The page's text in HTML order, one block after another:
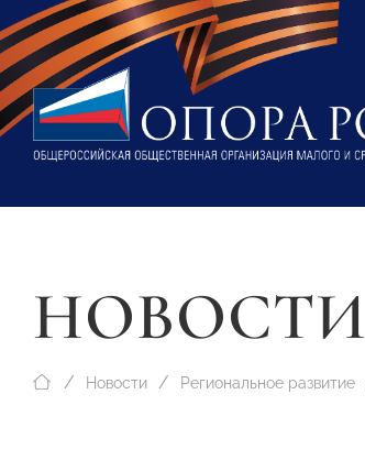
НОВОСТИ
Новости Региональное развитие